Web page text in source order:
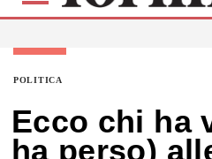
POLITICA
Ecco chi ha
ha perso)